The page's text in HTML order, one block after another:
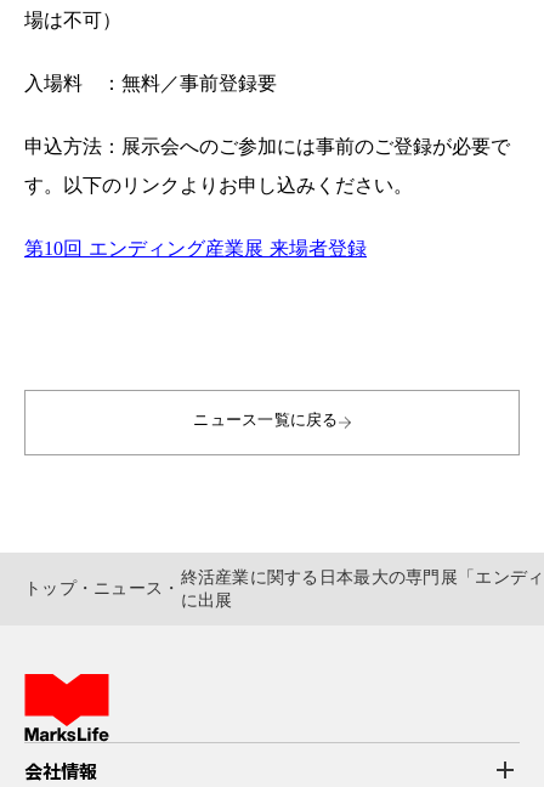
場は不可）
入場料 ：無料／事前登録要
申込方法：展示会へのご参加には事前のご登録が必要で
す。以下のリンクよりお申し込みください。
第10回 エンディング産業展 来場者登録
ニュース一覧に戻る
トップ・ ニュース ・
終活産業に関する日本最大の専門展「エンデ
に出展
会社情報 add